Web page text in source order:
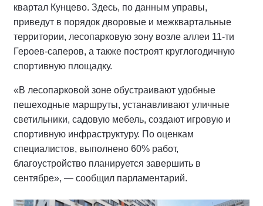
квартал Кунцево. Здесь, по данным управы,
приведут в порядок дворовые и межквартальные
территории, лесопарковую зону возле аллеи 11-ти
Героев-саперов, а также построят круглогодичную
спортивную площадку.
«В лесопарковой зоне обустраивают удобные
пешеходные маршруты, устанавливают уличные
светильники, садовую мебель, создают игровую и
спортивную инфраструктуру. По оценкам
специалистов, выполнено 60% работ,
благоустройство планируется завершить в
сентябре», — сообщил парламентарий.